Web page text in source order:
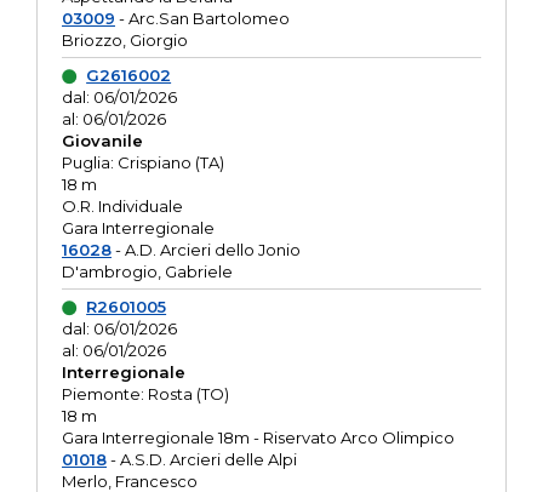
03009 - Arc.San Bartolomeo
Briozzo, Giorgio
G2616002
dal: 06/01/2026
al: 06/01/2026
Giovanile
Puglia: Crispiano (TA)
18 m
O.R. Individuale
Gara Interregionale
16028- A.D. Arcieri dello Jonio
D'ambrogio, Gabriele
R2601005
dal: 06/01/2026
al: 06/01/2026
Interregionale
Piemonte: Rosta (TO)
18 m
Gara Interregionale 18m - Riservato Arco Olimpico
01018- A.S.D. Arcieri delle Alpi
Merlo, Francesco